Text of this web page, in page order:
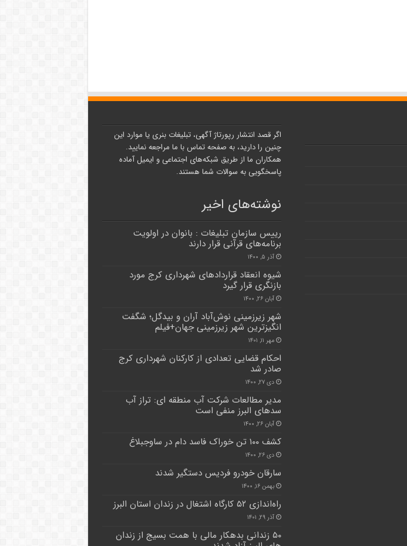
اگر قصد انتشار رپورتاژ آگهی، تبلیغات بنری یا موارد این
چنین را دارید، به صفحه تماس با ما مراجعه نمایید.
همکاران ما از طریق شبکه‌های اجتماعی و ایمیل آماده
پاسخگویی به سوالات شما هستند.
نوشته‌های اخیر
رییس سازمان تبلیغات : بانوان در اولویت
برنامه‌های قرآنی قرار دارند
آذر ۵, ۱۴۰۰
شیوه انعقاد قراردادهای شهرداری کرج مورد
بازنگری قرار گیرد
آبان ۲۶, ۱۴۰۰
شهر زیرزمینی نوش‌آباد آران و بیدگل؛ شگفت
انگیزترین شهر زیرزمینی جهان+فیلم
مهر ۱۱, ۱۴۰۱
احکام قضایی تعدادی از کارکنان شهرداری کرج
صادر شد
دی ۲۷, ۱۴۰۰
مدیر مطالعات شرکت آب منطقه ای: تراز آب
سدهای البرز منفی است
آبان ۲۶, ۱۴۰۰
کشف ۱۰۰ تن خوراک فاسد دام در ساوجبلاغ
دی ۲۶, ۱۴۰۰
سارقان خودرو فردیس دستگیر شدند
بهمن ۱۶, ۱۴۰۰
راه‌اندازی ۵۲ کارگاه اشتغال در زندان استان البرز
آذر ۲۹, ۱۴۰۱
۵۰ زندانی بدهکار مالی با همت بسیج از زندان